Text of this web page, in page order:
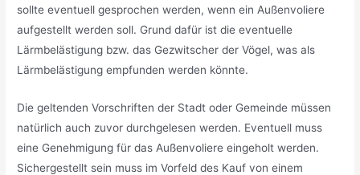
sollte eventuell gesprochen werden, wenn ein Außenvoliere
aufgestellt werden soll. Grund dafür ist die eventuelle
Lärmbelästigung bzw. das Gezwitscher der Vögel, was als
Lärmbelästigung empfunden werden könnte.
Die geltenden Vorschriften der Stadt oder Gemeinde müssen
natürlich auch zuvor durchgelesen werden. Eventuell muss
eine Genehmigung für das Außenvoliere eingeholt werden.
Sichergestellt sein muss im Vorfeld des Kauf von einem